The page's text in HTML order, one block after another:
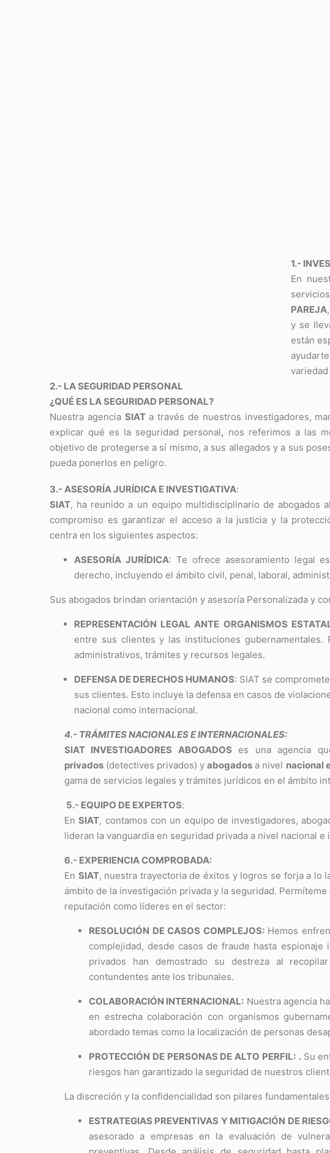
1.-
En
PAREJA
y se
están
2.- LA SEGURIDAD PERSONAL
¿QUÉ ES LA SEGURIDAD PERSONAL?
Nuestra agencia SIAT a través de nuestros investigadores,
explicar qué es la seguridad personal, nos referimos a las
objetivo de protegerse a sí mismo, a sus allegados y a sus
pueda ponerlos en peligro.
3.- ASESORÍA JURÍDICA E INVESTIGATIVA:
SIAT, ha reunido a un equipo multidisciplinario de abogados
compromiso es garantizar el acceso a la justicia y la
centra en los siguientes aspectos:
ASESORÍA JURÍDICA: Te ofrece asesoramiento legal
derecho, incluyendo el ámbito civil, penal, laboral,
Sus abogados brindan orientación y asesoría Personalizada y
REPRESENTACIÓN LEGAL ANTE ORGANISMOS
entre sus clientes y las instituciones
administrativos, trámites y recursos legales.
DEFENSA DE DERECHOS HUMANOS: SIAT se
sus clientes. Esto incluye la defensa en casos de
nacional como internacional.
4.- TRÁMITES NACIONALES E INTERNACIONALES:
SIAT INVESTIGADORES ABOGADOS es una agencia
privados(detectives privados) yabogados a nivel nacional
gama de servicios legales y trámites jurídicos en el ámbito
5.- EQUIPO DE EXPERTOS:
EnSIAT, contamos con un equipo de investigadores,
lideran la vanguardia en seguridad privada a nivel nacional e
6.- EXPERIENCIA COMPROBADA:
En SIAT, nuestra trayectoria de éxitos y logros se forja a lo
ámbito de la investigación privada y la seguridad.
reputación como líderes en el sector:
RESOLUCIÓN DE CASOS COMPLEJOS:Hemos
complejidad, desde casos de fraude hasta
privados han demostrado su destreza al
contundentes ante los tribunales.
COLABORACIÓN INTERNACIONAL: Nuestra agencia
en estrecha colaboración con organismos
abordado temas como la localización de personas
PROTECCIÓN DE PERSONAS DE ALTO PERFIL: . Su
riesgos han garantizado la seguridad de nuestros
La discreción y la confidencialidad son pilares
ESTRATEGIAS PREVENTIVAS Y MITIGACIÓN DE
asesorado a empresas en la evaluación de